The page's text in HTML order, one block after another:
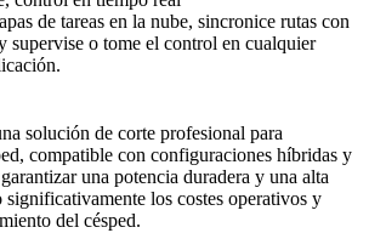
de tareas en la nube, sincronice rutas con
supervise o tome el control en cualquier
solución de corte profesional para
compatible con configuraciones híbridas y
una potencia duradera y una alta
los costes operativos y
del césped.